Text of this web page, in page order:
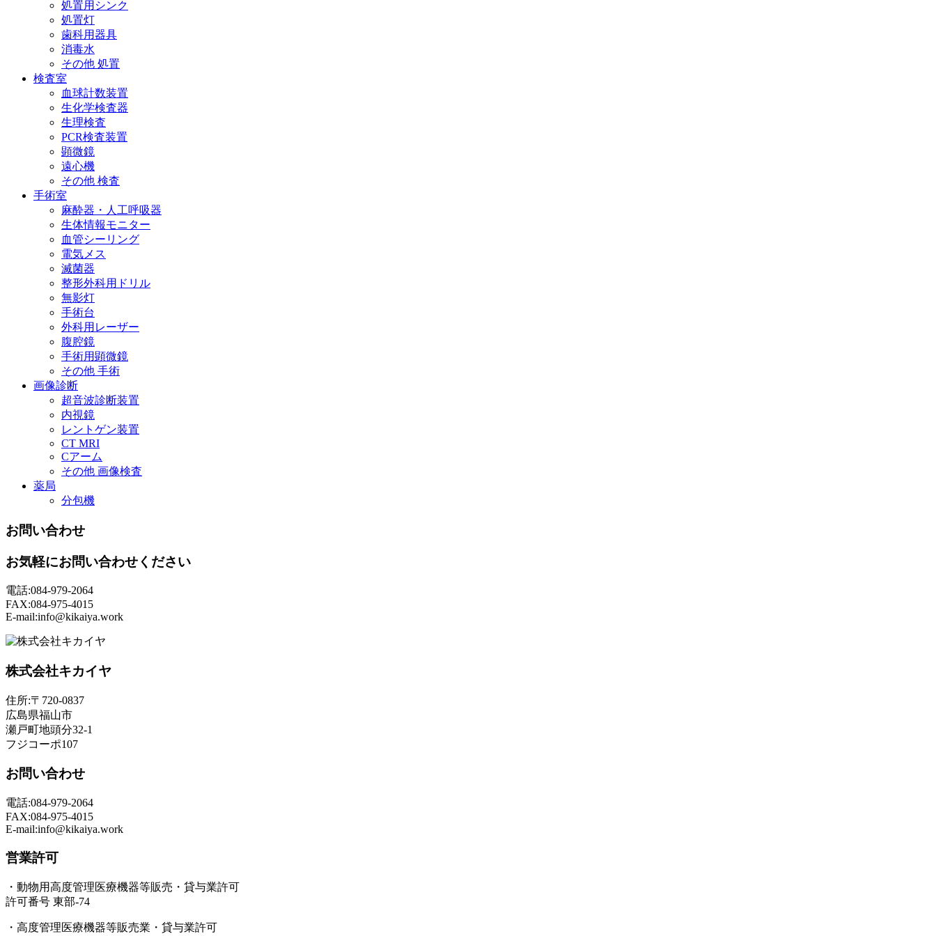
処置用シンク
処置灯
歯科用器具
消毒水
その他 処置
検査室
血球計数装置
生化学検査器
生理検査
PCR検査装置
顕微鏡
遠心機
その他 検査
手術室
麻酔器・人工呼吸器
生体情報モニター
血管シーリング
電気メス
滅菌器
整形外科用ドリル
無影灯
手術台
外科用レーザー
腹腔鏡
手術用顕微鏡
その他 手術
画像診断
超音波診断装置
内視鏡
レントゲン装置
CT MRI
Cアーム
その他 画像検査
薬局
分包機
お問い合わせ
お気軽にお問い合わせください
電話:084-979-2064
FAX:084-975-4015
E-mail:info@kikaiya.work
株式会社キカイヤ
住所:〒720-0837
広島県福山市
瀬戸町地頭分32-1
フジコーポ107
お問い合わせ
電話:084-979-2064
FAX:084-975-4015
E-mail:info@kikaiya.work
営業許可
・動物用高度管理医療機器等販売・貸与業許可
許可番号 東部-74
・高度管理医療機器等販売業・貸与業許可